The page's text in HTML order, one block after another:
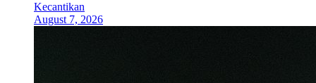
Kecantikan
August 7, 2026